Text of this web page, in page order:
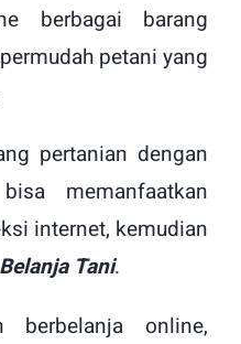
berbagai barang
petani yang
pertanian dengan
memanfaatkan
internet, kemudian
Tani.
berbelanja online,